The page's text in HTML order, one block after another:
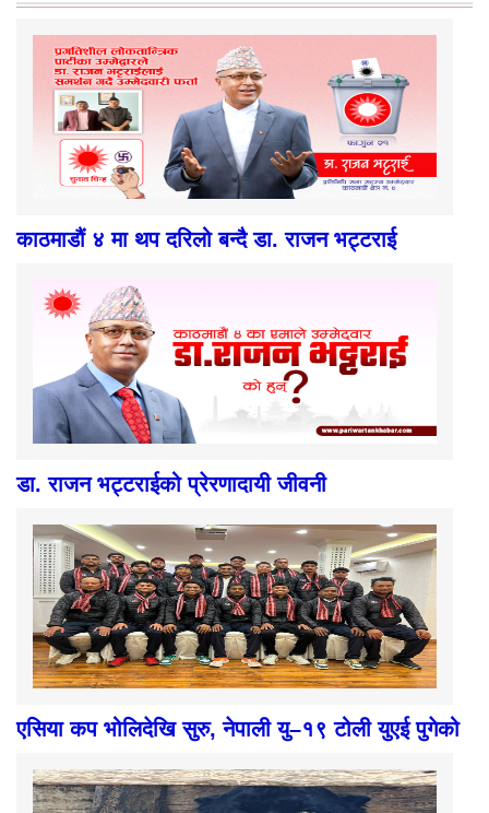
काठमाडौं ४ मा थप दरिलो बन्दै डा. राजन भट्टराई
डा. राजन भट्टराईको प्रेरणादायी जीवनी
एसिया कप भोलिदेखि सुरु, नेपाली यु–१९ टोली युएई पुगेको